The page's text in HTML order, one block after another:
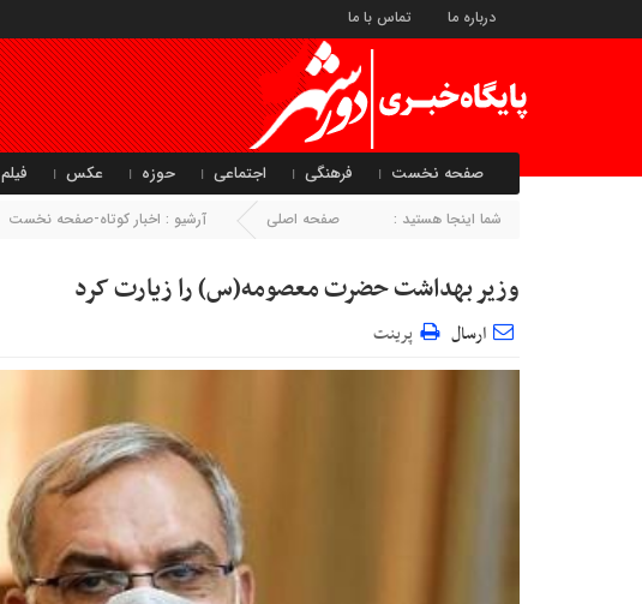
درباره ما تماس با ما
صفحه نخست فرهنگی اجتماعی حوزه عکس فیلم
شما اینجا هستید : صفحه اصلی آرشیو : اخبار کوتاه-صفحه نخست
وزیر بهداشت حضرت معصومه(س) را زیارت کرد
ارسال پرینت